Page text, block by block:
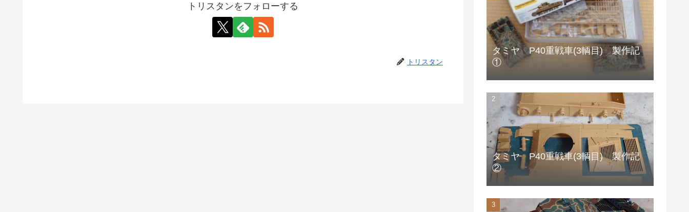
トリスタンをフォローする
トリスタン
タミヤ P40重戦車(3輌目) 製作記
①
タミヤ P40重戦車(3輌目) 製作記
②